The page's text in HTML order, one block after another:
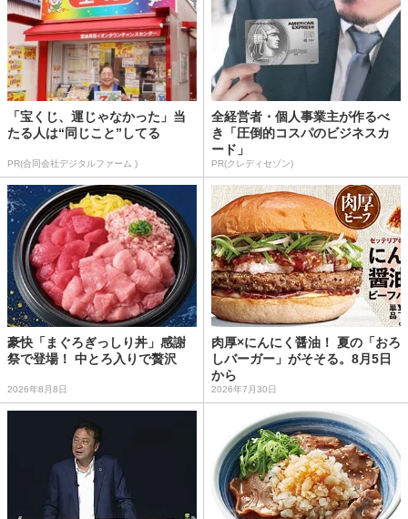
「宝くじ、運じゃなかった」当
たる人は“同じこと”してる
PR(合同会社デジタルファーム )
全経営者・個人事業主が作るべ
き「圧倒的コスパのビジネスカ
ード」
PR(クレディセゾン)
豪快「まぐろぎっしり丼」感謝
祭で登場！ 中とろ入りで贅沢
2026年8月8日
肉厚×にんにく醤油！ 夏の「おろ
しバーガー」がそそる。8月5日
から
2026年7月30日